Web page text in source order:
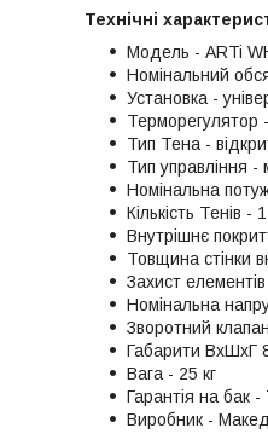
Технічні
Модель - ARTi
Номінальний
Установка -
Терморегулятор
Тип Тена -
Тип управління -
Номінальна
Кількість Тенів -
Внутрішнє
Товщина стінки
Захист
Номінальна
Зворотний
Габарити ВхШхГ
Вага - 25 кг
Гарантія на бак -
Виробник -